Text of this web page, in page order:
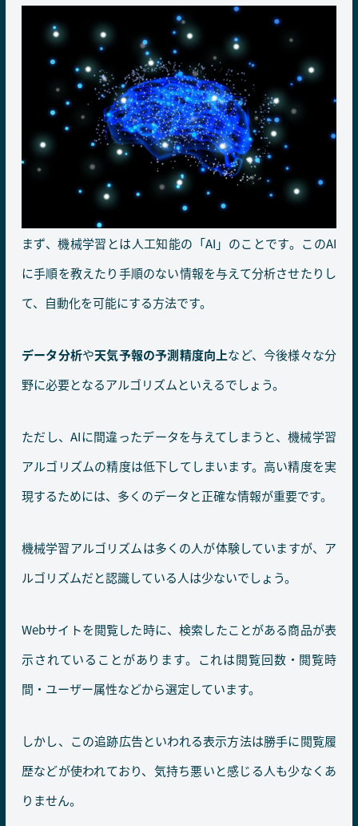
まず、機械学習とは人工知能の「AI」のことです。このAI
に手順を教えたり手順のない情報を与えて分析させたりし
て、自動化を可能にする方法です。
データ分析や天気予報の予測精度向上など、今後様々な分
野に必要となるアルゴリズムといえるでしょう。
ただし、AIに間違ったデータを与えてしまうと、機械学習
アルゴリズムの精度は低下してしまいます。高い精度を実
現するためには、多くのデータと正確な情報が重要です。
機械学習アルゴリズムは多くの人が体験していますが、ア
ルゴリズムだと認識している人は少ないでしょう。
Webサイトを閲覧した時に、検索したことがある商品が表
示されていることがあります。これは閲覧回数・閲覧時
間・ユーザー属性などから選定しています。
しかし、この追跡広告といわれる表示方法は勝手に閲覧履
歴などが使われており、気持ち悪いと感じる人も少なくあ
りません。